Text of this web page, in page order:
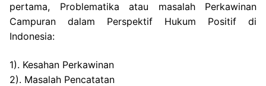
pertama, Problematika atau masalah Perkawinan
Campuran dalam Perspektif Hukum Positif di
Indonesia:
1). Kesahan Perkawinan
2). Masalah Pencatatan